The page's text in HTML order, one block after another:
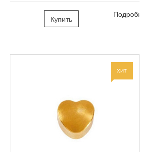
Купить Подробно
ХИТ